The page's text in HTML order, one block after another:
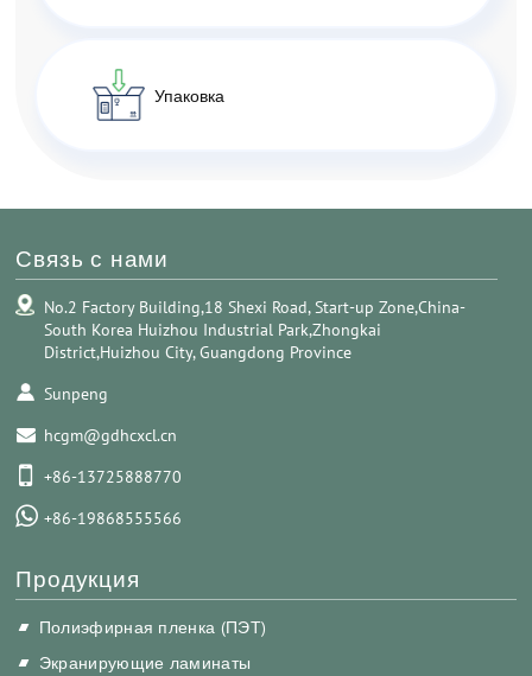
Упаковка
Связь с нами
No.2 Factory Building,18 Shexi Road, Start-up Zone,China-
South Korea Huizhou Industrial Park,Zhongkai
District,Huizhou City, Guangdong Province
Sunpeng
hcgm@gdhcxcl.cn
+86-13725888770
+86-19868555566
Продукция
Полиэфирная пленка (ПЭТ)
Экранирующие ламинаты